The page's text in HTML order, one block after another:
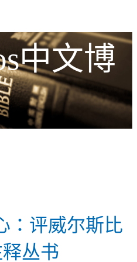
中文博
：评威尔斯比
丛书